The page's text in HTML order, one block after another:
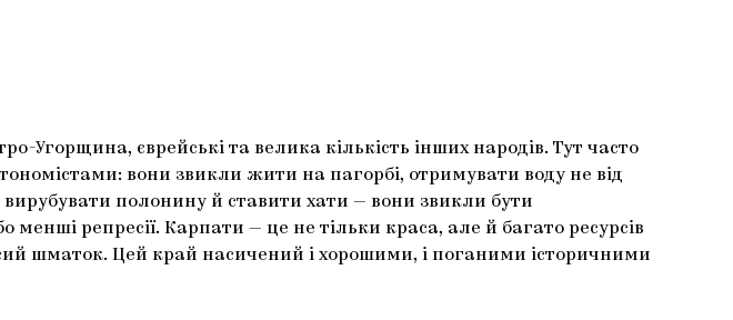
Угорщина, єврейські та велика кількість інших народів. Тут часто
вони звикли жити на пагорбі, отримувати воду не від
полонину й ставити хати — вони звикли бути
репресії. Карпати — це не тільки краса, але й багато ресурсів
шматок. Цей край насичений і хорошими, і поганими історичними